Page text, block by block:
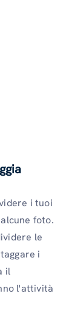
i tuoi
foto.
le
i
il
l'attività